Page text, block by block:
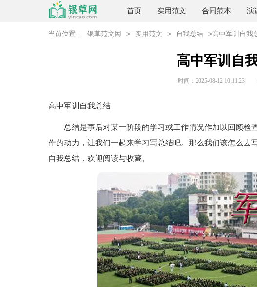
首页 实用范文 合同范本 演
当前位置： 银草范文网 > 实用范文 > 自我总结 >高中军训自我
高中军训自
时间：2025-08-12 10:11:23
高中军训自我总结
总结是事后对某一阶段的学习或工作情况作加以回顾检
作的动力，让我们一起来学习写总结吧。那么我们该怎么去
自我总结，欢迎阅读与收藏。